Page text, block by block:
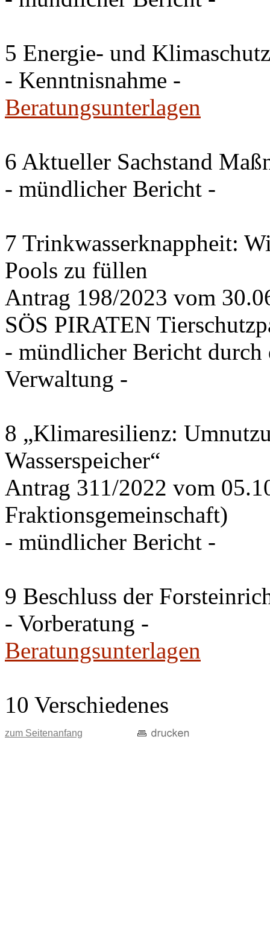
5 Energie- und
- Kenntnisnahme -
Beratungsunterlagen
6 Aktueller Sachstand
- mündlicher Bericht -
7 Trinkwasserknappheit:
Pools zu füllen
Antrag 198/2023 vom
SÖS PIRATEN
- mündlicher Bericht
Verwaltung -
8 „Klimaresilienz:
Wasserspeicher“
Antrag 311/2022 vom
Fraktionsgemeinschaft)
- mündlicher Bericht -
9 Beschluss der
- Vorberatung -
Beratungsunterlagen
10 Verschiedenes
zum Seitenanfang